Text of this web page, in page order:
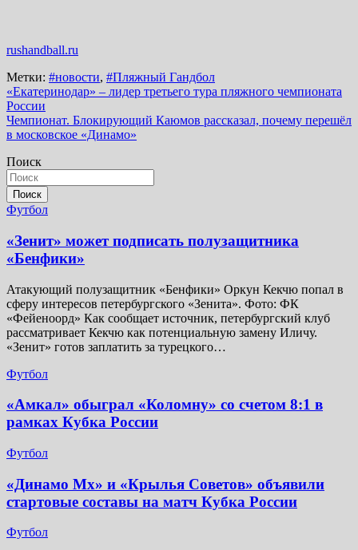
rushandball.ru
Метки: #новости, #Пляжный Гандбол
Навигация
по
записям
«Екатеринодар» – лидер третьего тура пляжного чемпионата
России
Чемпионат. Блокирующий Каюмов рассказал, почему перешёл
в московское «Динамо»
Поиск
Поиск
Футбол
«Зенит» может подписать полузащитника
«Бенфики»
Атакующий полузащитник «Бенфики» Оркун Кекчю попал в
сферу интересов петербургского «Зенита». Фото: ФК
«Фейеноорд» Как сообщает источник, петербургский клуб
рассматривает Кекчю как потенциальную замену Иличу.
«Зенит» готов заплатить за турецкого…
Футбол
«Амкал» обыграл «Коломну» со счетом 8:1 в
рамках Кубка России
Футбол
«Динамо Мх» и «Крылья Советов» объявили
стартовые составы на матч Кубка России
Футбол